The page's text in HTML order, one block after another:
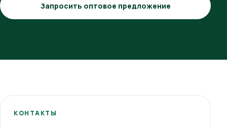
Запросить оптовое предложение
КОНТАКТЫ